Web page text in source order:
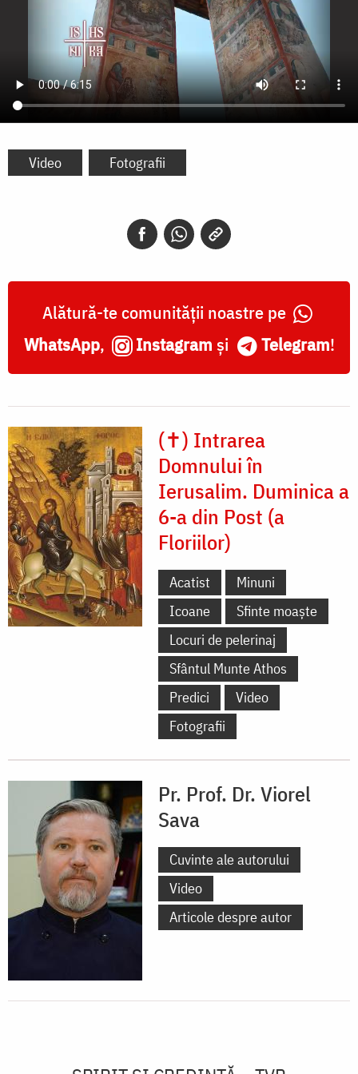
Video Fotografii
Alătură-te comunității noastre pe
WhatsApp, Instagram și Telegram!
(✝) Intrarea
Domnului în
Ierusalim. Duminica a
6-a din Post (a
Floriilor)
Acatist
Minuni
Icoane
Sfinte moaște
Locuri de pelerinaj
Sfântul Munte Athos
Predici
Video
Fotografii
Pr. Prof. Dr. Viorel
Sava
Cuvinte ale autorului
Video
Articole despre autor